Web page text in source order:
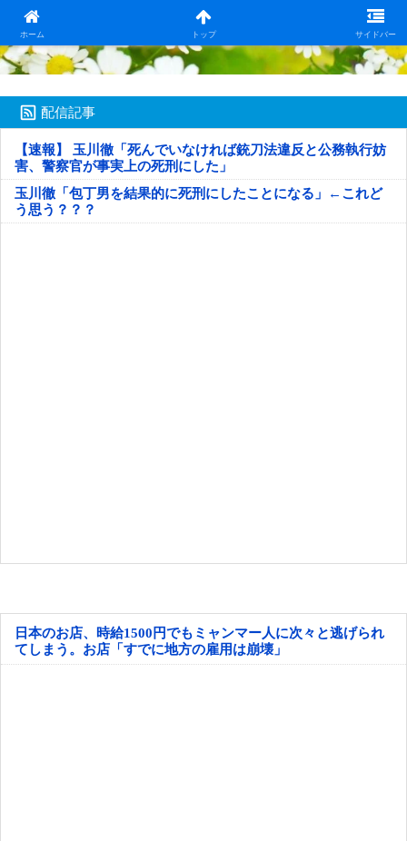
ホーム トップ サイドバー
日本第一！ニュース録
配信記事
【速報】 玉川徹「死んでいなければ銃刀法違反と公務執行妨
害、警察官が事実上の死刑にした」
玉川徹「包丁男を結果的に死刑にしたことになる」←これど
う思う？？？
日本のお店、時給1500円でもミャンマー人に次々と逃げられ
てしまう。お店「すでに地方の雇用は崩壊」